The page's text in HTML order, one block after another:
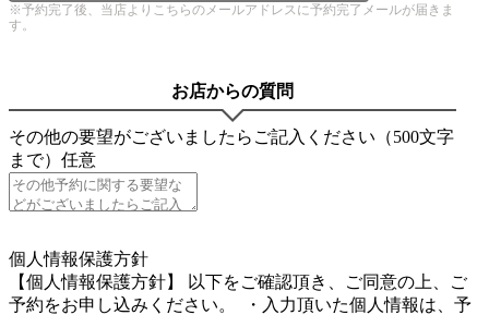
※予約完了後、当店よりこちらのメールアドレスに予約完了メールが届きま
す。
お店からの質問
その他の要望がございましたらご記入ください（500文字
まで） 任意
個人情報保護方針
【個人情報保護方針】 以下をご確認頂き、ご同意の上、ご
予約をお申し込みください。 ・入力頂いた個人情報は、予